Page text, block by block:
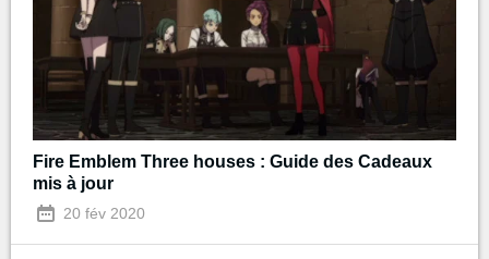
Fire Emblem Three houses : Guide des Cadeaux
mis à jour
20 fév 2020